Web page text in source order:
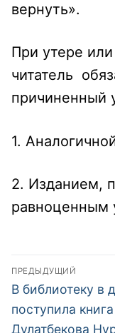
вернуть».
При утере
читатель
причиненный
1.
2. Изданием,
равноценным
Навигация
по
записям
ПРЕДЫДУЩИЙ
Предыдущая
запись:
В библиотеку в
поступила книга
Дулатбекова